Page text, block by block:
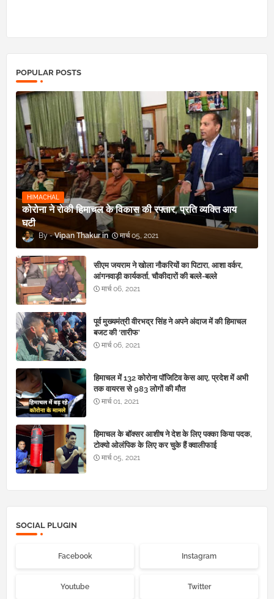
POPULAR POSTS
HIMACHAL
कोरोना ने रोकी हिमाचल के विकास की रफ्तार, प्रति व्यक्ति आय
घटी
Vipan Thakur मार्च 05, 2021
सीएम जयराम ने खोला नौकरियों का पिटारा, आशा वर्कर,
आंगनवाड़ी कार्यकर्ता, चौकीदारों की बल्ले-बल्ले
मार्च 06, 2021
पूर्व मुख्यमंत्री वीरभद्र सिंह ने अपने अंदाज में की हिमाचल
बजट की ‘तारीफ’
मार्च 06, 2021
हिमाचल में 132 कोरोना पॉजिटिव केस आए, प्रदेश में अभी
तक वायरस से 983 लोगों की मौत
मार्च 01, 2021
हिमाचल के बॉक्सर आशीष ने देश के लिए पक्का किया पदक,
टोक्यो ओलंपिक के लिए कर चुके हैं क्वालीफाई
मार्च 05, 2021
SOCIAL PLUGIN
Facebook Instagram
Youtube Twitter